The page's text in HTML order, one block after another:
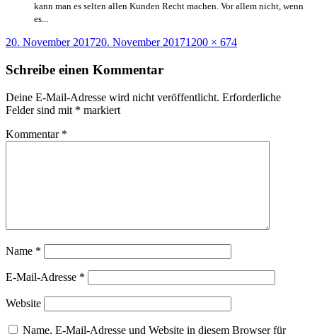
kann man es selten allen Kunden Recht machen. Vor allem nicht, wenn
es...
Veröffentlicht
20. November 201720. November 2017Originalgröße
1200 × 674
Schreibe einen Kommentar
Deine E-Mail-Adresse wird nicht veröffentlicht. Erforderliche
Felder sind mit * markiert
Kommentar *
Name *
E-Mail-Adresse *
Website
Name, E-Mail-Adresse und Website in diesem Browser für